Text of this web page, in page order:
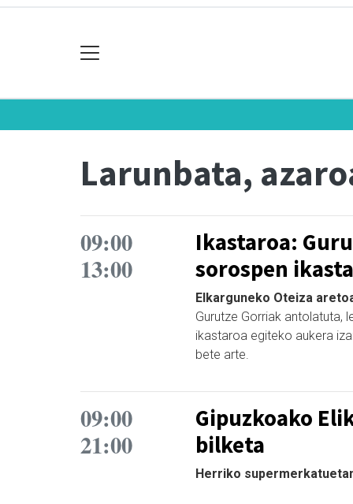
Larunbata,
09:00
13:00
Ikastaroa:
sorospen
Elkarguneko Oteiza
Gurutze Gorriak antolatuta,
ikastaroa egiteko aukera
bete arte.
09:00
21:00
Gipuzkoako
bilketa
Herriko